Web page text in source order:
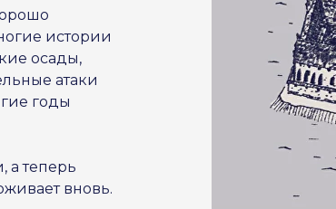
истории
осады,
атаки
годы
а теперь
вновь.